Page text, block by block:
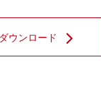
ダウンロード